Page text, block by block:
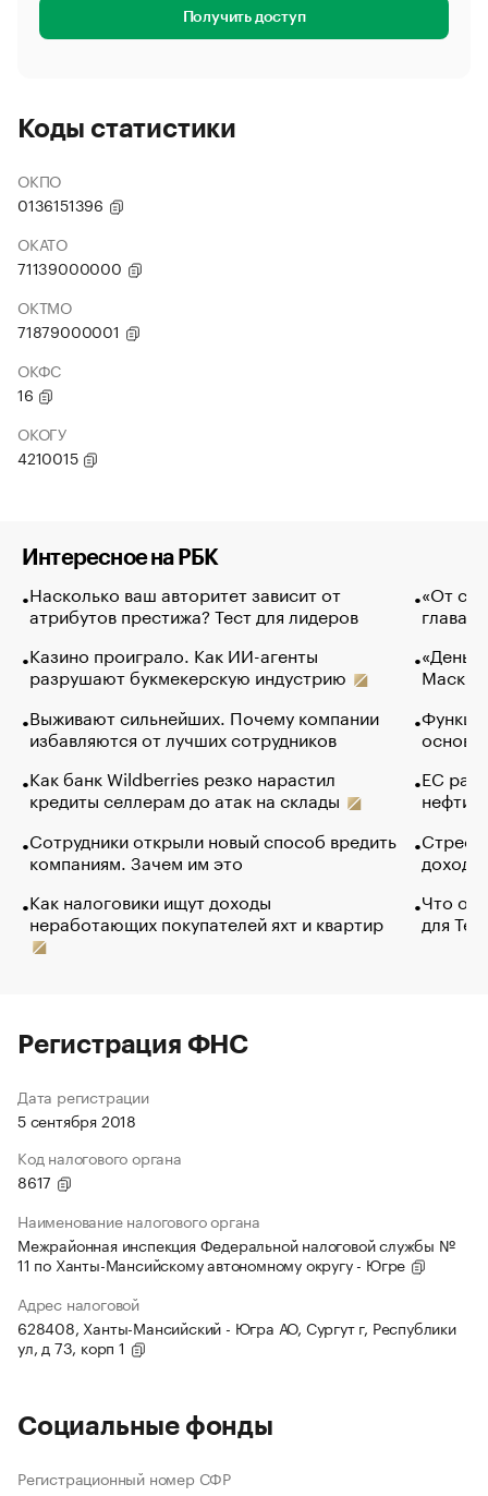
Получить доступ
Коды статистики
ОКПО
0136151396
ОКАТО
71139000000
ОКТМО
71879000001
ОКФС
16
ОКОГУ
4210015
Интересное на РБК
Насколько ваш авторитет зависит от
атрибутов престижа? Тест для лидеров
Казино проиграло. Как ИИ-агенты
разрушают букмекерскую индустрию
Выживают сильнейших. Почему компании
избавляются от лучших сотрудников
Как банк Wildberries резко нарастил
кредиты селлерам до атак на склады
Сотрудники открыли новый способ вредить
компаниям. Зачем им это
Как налоговики ищут доходы
неработающих покупателей яхт и квартир
«От
глава
Маск в
основ
ЕС
нефти
Что
для
Регистрация ФНС
Дата регистрации
5 сентября 2018
Код налогового органа
8617
Наименование налогового органа
Межрайонная инспекция Федеральной налоговой службы №
11 по Ханты-Мансийскому автономному округу - Югре
Адрес налоговой
628408, Ханты-Мансийский - Югра АО, Сургут г, Республики
ул, д 73, корп 1
Социальные фонды
Регистрационный номер СФР